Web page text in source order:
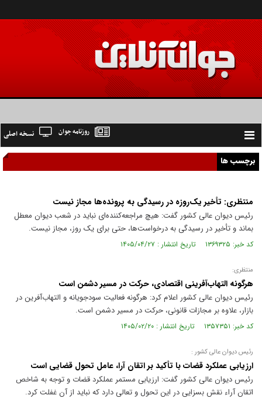
Toggle
navigation
نسخه اصلی روزنامه جوان
برچسب ها
منتظری: تأخیر یک‌روزه در رسیدگی به پرونده‌ها مجاز نیست
رئیس دیوان عالی کشور گفت: هیچ مراجعه‌کننده‌ای نباید در شعب دیوان معطل
بماند و تأخیر در رسیدگی به درخواست‌ها، حتی برای یک روز، مجاز نیست.
کد خبر: ۱۳۶۹۳۲۵ تاریخ انتشار : ۱۴۰۵/۰۴/۲۷
منتظری:
هرگونه التهاب‌آفرینی اقتصادی، حرکت در مسیر دشمن است
رئیس دیوان عالی کشور اعلام کرد: هرگونه فعالیت سودجویانه و التهاب‌آفرین در
بازار، علاوه بر مجازات قانونی، حرکت در مسیر دشمن است.
کد خبر: ۱۳۵۷۳۵۱ تاریخ انتشار : ۱۴۰۵/۰۲/۲۰
رئیس دیوان عالی کشور :
ارزیابی عملکرد قضات با تأکید بر اتقان آرا، عامل تحول قضایی است
رئیس دیوان عالی کشور گفت: ارزیابی مستمر عملکرد قضات و توجه به شاخص
اتقان آراء نقش بسزایی در این تحول و تعالی دارد که نباید از آن غفلت کرد.